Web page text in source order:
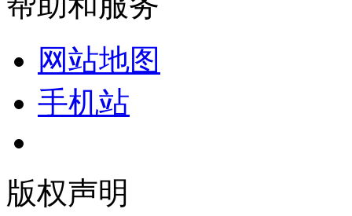
网站地图
手机站
版权声明